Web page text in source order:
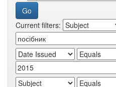
Current filters: